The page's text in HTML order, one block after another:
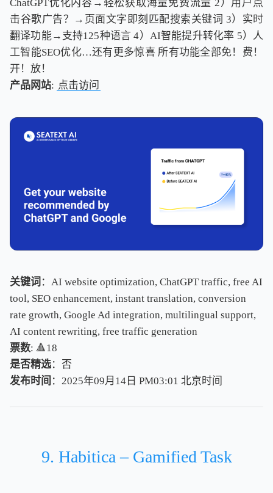
ChatGPT优化内容→轻松获取海量免费流量 2）用户点
击谷歌广告？→页面文字即刻匹配搜索关键词 3）实时
翻译功能→支持125种语言 4）AI智能提升转化率 5）人
工智能SEO优化…还有更多惊喜 所有功能全部免！费！
开！放！
产品网站: 点击访问
关键词 ：AI website optimization, ChatGPT traffic, free AI
tool, SEO enhancement, instant translation, conversion
rate growth, Google Ad integration, multilingual support,
AI content rewriting, free traffic generation
票数: 🔺18
是否精选：否
发布时间 ：2025年09月14日 PM03:01 北京时间
北京时间
9. Habitica – Gamified Task